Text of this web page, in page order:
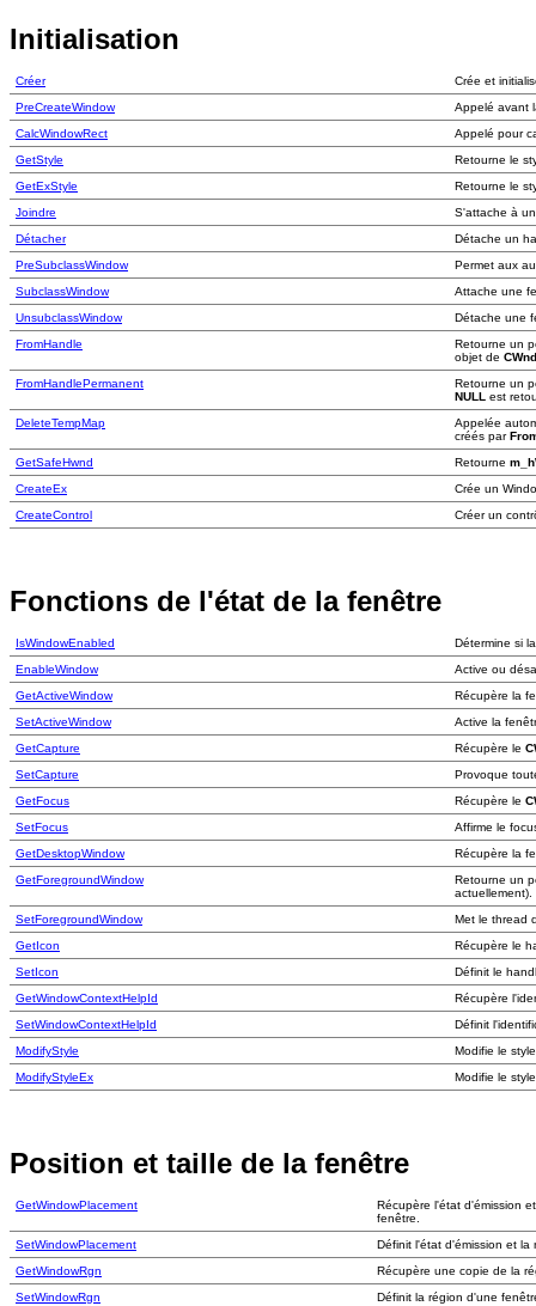
Initialisation
Créer
Crée et
PreCreateWindow
Appelé avant
CalcWindowRect
Appelé pour
GetStyle
Retourne le
GetExStyle
Retourne le
Joindre
S'attache à
Détacher
Détache un
PreSubclassWindow
Permet aux
SubclassWindow
Attache une
UnsubclassWindow
Détache une
FromHandle
Retourne un
objet de CWnd
FromHandlePermanent
Retourne un
NULL est
DeleteTempMap
Appelée
créés par
GetSafeHwnd
Retourne
CreateEx
Crée un
CreateControl
Créer un
Fonctions de l'état de la fenêtre
IsWindowEnabled
Détermine si
EnableWindow
Active ou
GetActiveWindow
Récupère la
SetActiveWindow
Active la
GetCapture
Récupère le
SetCapture
Provoque
GetFocus
Récupère le
SetFocus
Affirme le
GetDesktopWindow
Récupère la
GetForegroundWindow
Retourne un
actuellement).
SetForegroundWindow
Met le thread
GetIcon
Récupère le
SetIcon
Définit le
GetWindowContextHelpId
Récupère
SetWindowContextHelpId
Définit
ModifyStyle
Modifie le
ModifyStyleEx
Modifie le
Position et taille de la fenêtre
GetWindowPlacement
Récupère l'état d'émission
fenêtre.
SetWindowPlacement
Définit l'état d'émission et
GetWindowRgn
Récupère une copie de la
SetWindowRgn
Définit la région d'une